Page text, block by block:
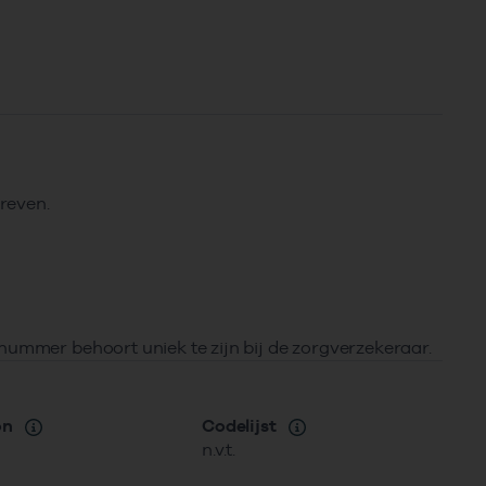
behoort uniek te zijn bij de zorgverzekeraar.
Codelijst
n.v.t.